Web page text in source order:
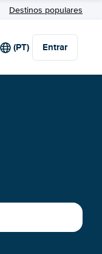
Destinos populares
(PT) Entrar